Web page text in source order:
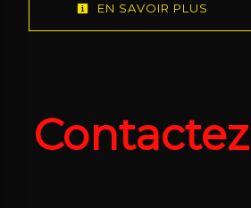
EN SAVOIR PLUS